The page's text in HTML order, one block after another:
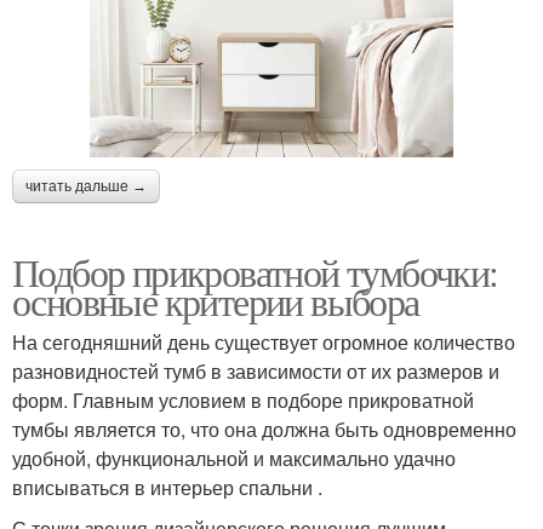
читать дальше →
Подбор прикроватной тумбочки:
основные критерии выбора
На сегодняшний день существует огромное количество
разновидностей тумб в зависимости от их размеров и
форм. Главным условием в подборе прикроватной
тумбы является то, что она должна быть одновременно
удобной, функциональной и максимально удачно
вписываться в интерьер спальни .